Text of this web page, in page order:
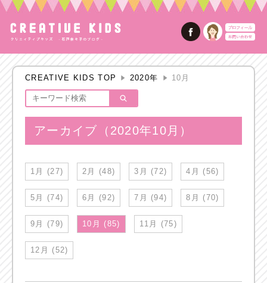
CREATIVE KIDS TOP 2020年 10月
アーカイブ（2020年10月）
1月 (27) 2月 (48) 3月 (72) 4月 (56)
5月 (74) 6月 (92) 7月 (94) 8月 (70)
9月 (79) 10月 (85) 11月 (75)
12月 (52)